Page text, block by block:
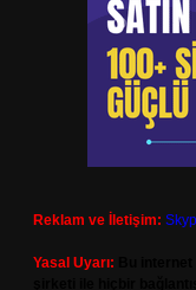
Reklam ve İletişim:
Yasal Uyarı: